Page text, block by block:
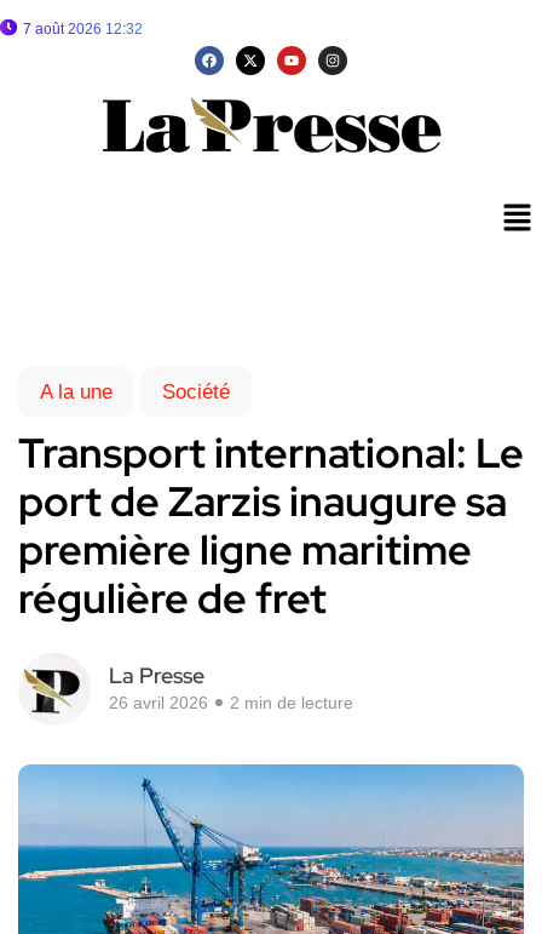
7 août 2026 12:32
A la une Société
Transport international: Le
port de Zarzis inaugure sa
première ligne maritime
régulière de fret
La Presse
26 avril 2026 2 min de lecture